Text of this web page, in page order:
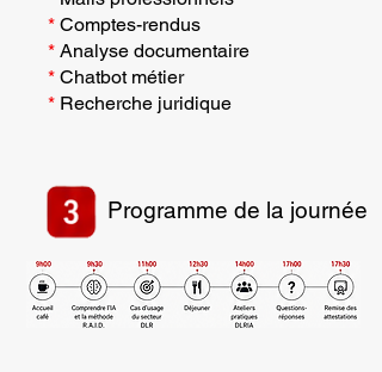
* Comptes-rendus
* Analyse documentaire
* Chatbot métier
* Recherche juridique
Programme de la journée